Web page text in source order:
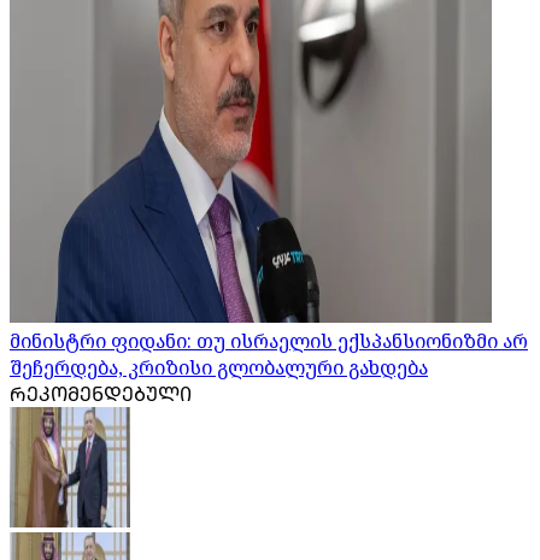
მინისტრი ფიდანი: თუ ისრაელის ექსპანსიონიზმი არ
შეჩერდება, კრიზისი გლობალური გახდება
ᲠᲔᲙᲝᲛᲔᲜᲓᲔᲑᲣᲚᲘ